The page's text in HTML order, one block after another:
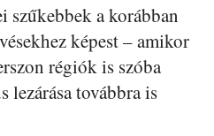
szűkebbek a korábban
képest – amikor
régiók is szóba
továbbra is